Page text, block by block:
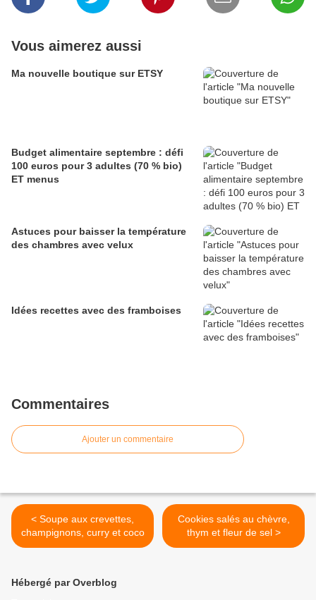
Vous aimerez aussi
Ma nouvelle boutique sur ETSY
Budget alimentaire septembre : défi
100 euros pour 3 adultes (70 % bio)
ET menus
Astuces pour baisser la température
des chambres avec velux
Idées recettes avec des framboises
Commentaires
Ajouter un commentaire
< Soupe aux crevettes,
champignons, curry et coco
Cookies salés au chèvre,
thym et fleur de sel >
Hébergé par Overblog